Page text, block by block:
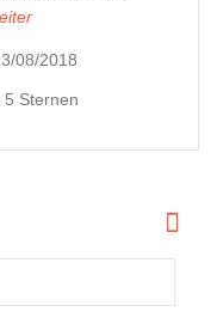
08/2018
5 Sternen